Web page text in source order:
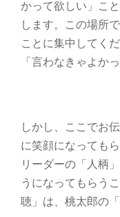
かって欲しい」こ
します。この場所
ことに集中してく
「言わなきゃよか
しかし、ここでお
に笑顔になっても
リーダーの「人柄
うになってもらう
聴」は、桃太郎の